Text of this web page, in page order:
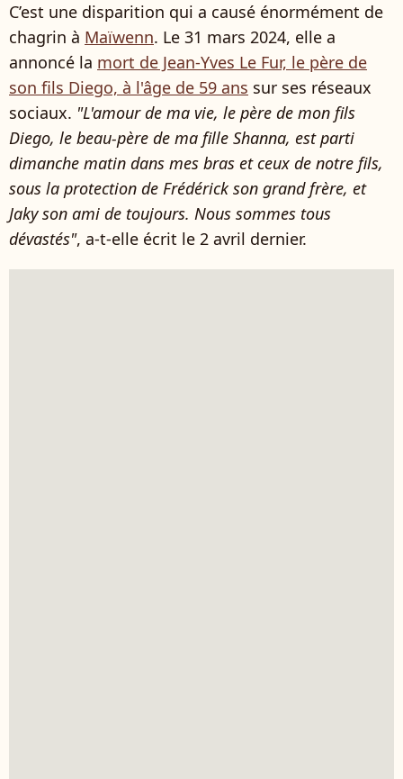
C’est une disparition qui a causé énormément de
chagrin à Maïwenn. Le 31 mars 2024, elle a
annoncé la mort de Jean-Yves Le Fur, le père de
son fils Diego, à l'âge de 59 ans sur ses réseaux
sociaux. "L'amour de ma vie, le père de mon fils
Diego, le beau-père de ma fille Shanna, est parti
dimanche matin dans mes bras et ceux de notre fils,
sous la protection de Frédérick son grand frère, et
Jaky son ami de toujours. Nous sommes tous
dévastés", a-t-elle écrit le 2 avril dernier.